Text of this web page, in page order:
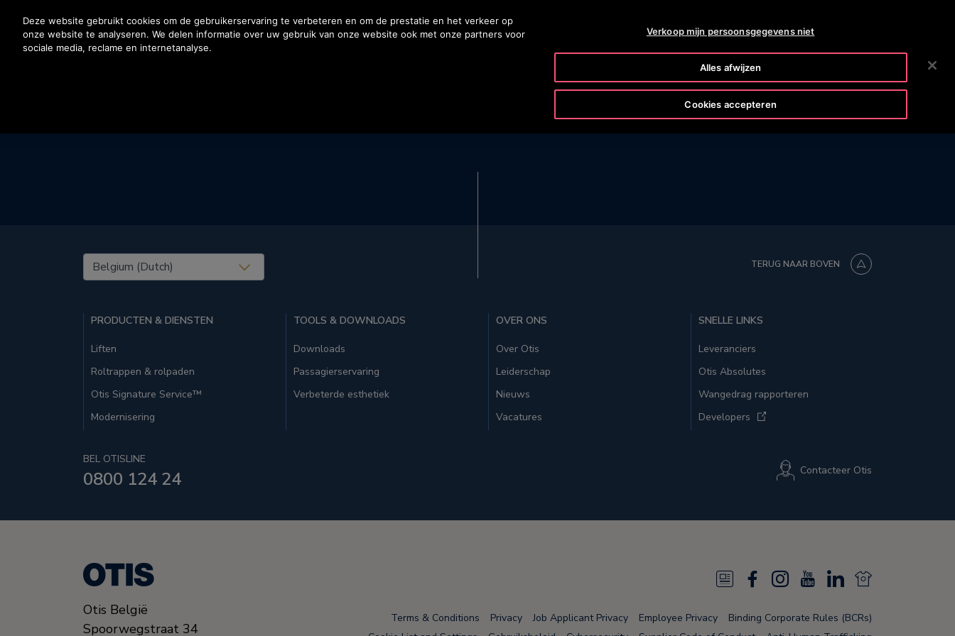
Druk op Enter om naar de hoofdinhoud te gaan
OTISLINE 0800 124 24 NIEUWS
ZOEKEN
United States (EN) TERUG NAAR BOVEN
PRODUCTEN & DIENSTEN
Liften
Roltrappen & rolpaden
Otis Signature Service™
Modernisering
TOOLS & DOWNLOADS
Downloads
Passagierservaring
Verbeterde esthetiek
OVER ONS
Over Otis
Leiderschap
Nieuws
Vacatures
SNELLE LINKS
Leveranciers
Otis Absolutes
Wangedrag rapporteren
Developers
BEL OTISLINE
0800 124 24 Contacteer Otis
Otis België
Spoorwegstraat 34
N
w
I
s
u
L
n
N
Terms & Conditions Privacy Job Applicant Privacy Employee Privacy
Binding Corporate Rules (BCRs)
Deze website gebruikt cookies om de gebruikerservaring te verbeteren en om de prestatie en het verkeer op
onze website te analyseren. We delen informatie over uw gebruik van onze website ook met onze partners voor
sociale media, reclame en internetanalyse.
Verkoop mijn persoonsgegevens niet
Alles afwijzen
Cookies accepteren